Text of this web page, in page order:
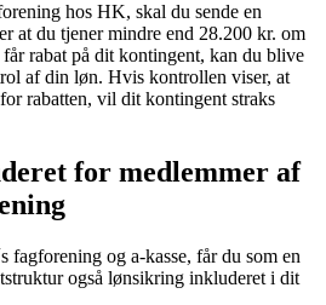
hos HK, skal du sende en
at du tjener mindre end 28.200 kr. om
rabat på dit kontingent, kan du blive
af din løn. Hvis kontrollen viser, at
rabatten, vil dit kontingent straks
for medlemmer af
fagforening og a-kasse, får du som en
også lønsikring inkluderet i dit